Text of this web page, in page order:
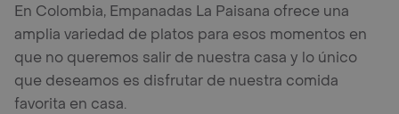
En Colombia, Empanadas La Paisana ofrece una
amplia variedad de platos para esos momentos en
que no queremos salir de nuestra casa y lo único
que deseamos es disfrutar de nuestra comida
favorita en casa.